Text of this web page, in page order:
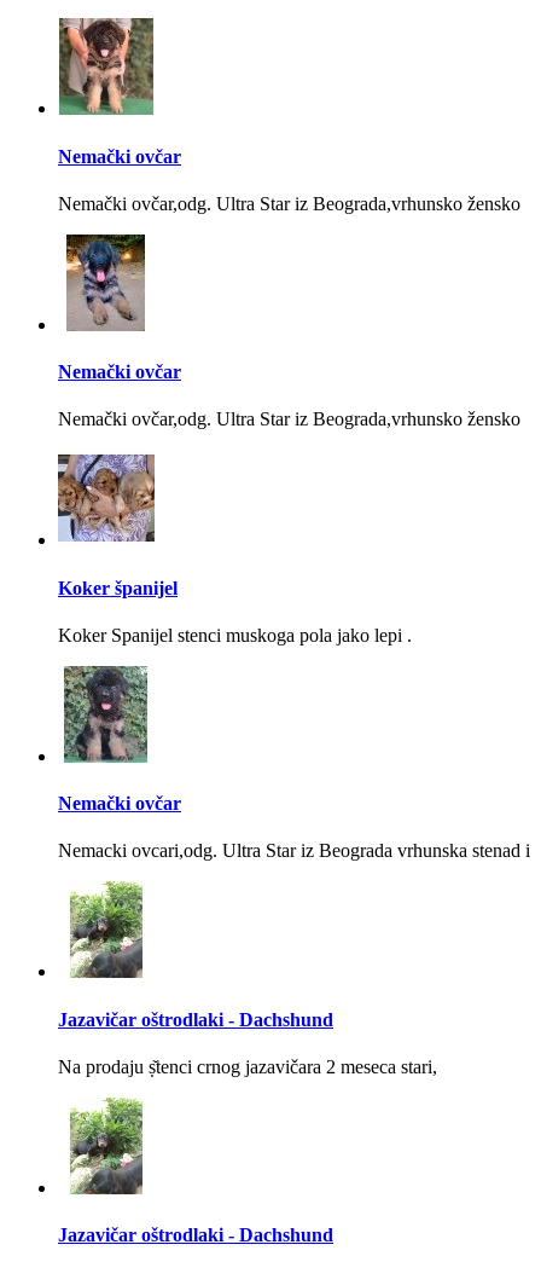
Nemački ovčar
Nemački ovčar,odg. Ultra Star iz Beograda,vrhunsko žensko
Nemački ovčar
Nemački ovčar,odg. Ultra Star iz Beograda,vrhunsko žensko
Koker španijel
Koker Spanijel stenci muskoga pola jako lepi .
Nemački ovčar
Nemacki ovcari,odg. Ultra Star iz Beograda vrhunska stenad i
Jazavičar oštrodlaki - Dachshund
Na prodaju ṣ̌tenci crnog jazavičara 2 meseca stari,
Jazavičar oštrodlaki - Dachshund